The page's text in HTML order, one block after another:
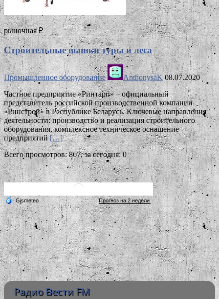
рыночная ₽
Строительные вышки туры и леса
Промышленное оборудование AnthonysaK 08.07.2020
Частное предприятие «Ринтарп» ­– официальный
представитель российской производственной компании
«Ринстрой» в Республике Беларусь. Ключевые направления
деятельности: производство и реализация строительного
оборудования, комплексное техническое оснащение
предприятий[…]
Всего просмотров: 867, за сегодня: 0
Радио Вести FM